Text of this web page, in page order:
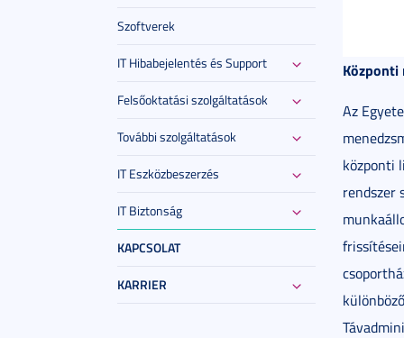
Szoftverek
IT Hibabejelentés és Support
Felsőoktatási szolgáltatások
További szolgáltatások
IT Eszközbeszerzés
IT Biztonság
KAPCSOLAT
KARRIER
Központi
Az
központi
rendszer